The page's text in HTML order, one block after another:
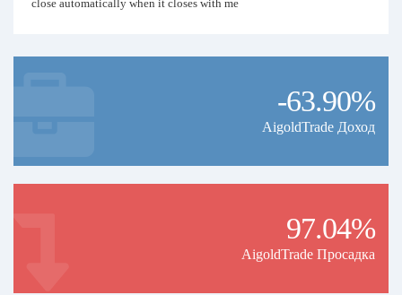
close automatically when it closes with me
-63.90%
AigoldTrade Доход
97.04%
AigoldTrade Просадка